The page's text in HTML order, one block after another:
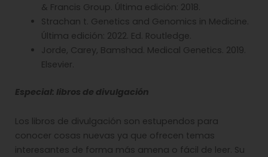
& Francis Group. Última edición: 2018.
Strachan t. Genetics and Genomics in Medicine.
Última edición: 2022. Ed. Routledge.
Jorde, Carey, Bamshad. Medical Genetics. 2019.
Elsevier.
Especial: libros de divulgación
Los libros de divulgación son estupendos para
conocer cosas nuevas ya que ofrecen temas
interesantes de forma más amena o fácil de leer. Su